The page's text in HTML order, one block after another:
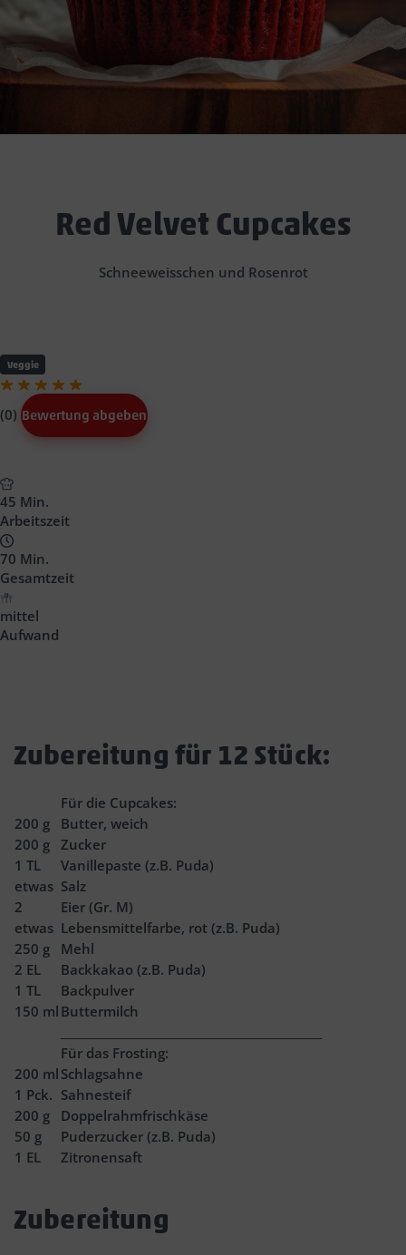
Red Velvet Cupcakes
Schneeweisschen und Rosenrot
Veggie
(0) Bewertung abgeben
45 Min.
Arbeitszeit
70 Min.
Gesamtzeit
mittel
Aufwand
Zubereitung für 12 Stück:
Für die Cupcakes:
200 g
Butter, weich
200 g
Zucker
1 TL
Vanillepaste (z.B. Puda)
etwas Salz
2
Eier (Gr. M)
etwas Lebensmittelfarbe, rot (z.B. Puda)
250 g
Mehl
2 EL
Backkakao (z.B. Puda)
1 TL
Backpulver
150 ml Buttermilch
Für das Frosting:
200 ml Schlagsahne
1 Pck. Sahnesteif
200 g
Doppelrahmfrischkäse
50 g
Puderzucker (z.B. Puda)
1 EL Zitronensaft
Zubereitung